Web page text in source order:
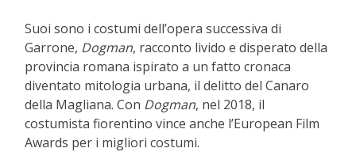
Suoi sono i costumi dell’opera successiva di
Garrone, Dogman, racconto livido e disperato della
provincia romana ispirato a un fatto cronaca
diventato mitologia urbana, il delitto del Canaro
della Magliana. Con Dogman, nel 2018, il
costumista fiorentino vince anche l’European Film
Awards per i migliori costumi.